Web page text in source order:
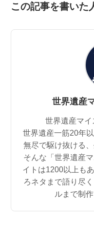
この記事を書いた
世界遺産
世界遺産マ
世界遺産一筋20年
無尽で駆け抜ける
そんな「世界遺産
イトは1200以上も
ろネタまで語り尽
ルまで制